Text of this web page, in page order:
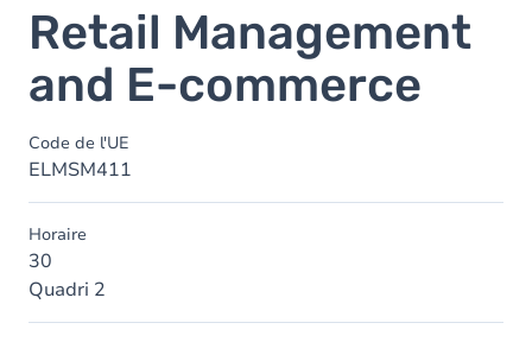
Retail Management
and E-commerce
Code de l'UE
ELMSM411
Horaire
30
Quadri 2